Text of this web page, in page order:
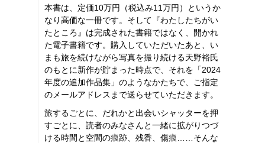
本書は、定価10万円（税込み11万円）というか
なり高価な一冊です。そして『わたしたちがい
たところ』は完成された書籍ではなく、開かれ
た電子書籍です。購入していただいたあと、い
まも旅を続けながら写真を撮り続ける天野裕氏
のもとに新作が貯まった時点で、それを「2024
年度の追加作品集」のようなかたちで、ご指定
のメールアドレスまで送らせていただきます。
旅するごとに、だれかと出会いシャッターを押
すごとに、読者のみなさんと一緒に拡がりつづ
ける時間と空間の痕跡、残香、傷痕……そんな